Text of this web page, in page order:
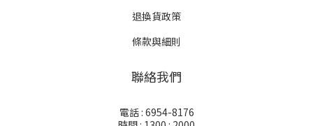
退換貨政策
條款與細則
聯絡我們
電話 : 6954-8176